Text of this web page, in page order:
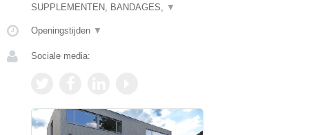
SUPPLEMENTEN, BANDAGES, ▼
Openingstijden ▼
Sociale media: